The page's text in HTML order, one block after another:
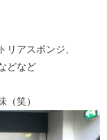
アスポンジ、
どなど
笑）